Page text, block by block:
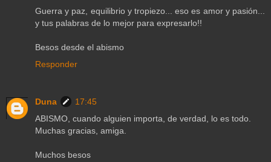
Guerra y paz, equilibrio y tropiezo... eso es amor y pasión...
y tus palabras de lo mejor para expresarlo!!
Besos desde el abismo
Responder
Duna
17:45
ABISMO, cuando alguien importa, de verdad, lo es todo.
Muchas gracias, amiga.
Muchos besos